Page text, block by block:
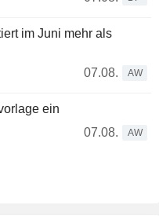
im Juni mehr als
07.08.
AW
ein
07.08.
AW